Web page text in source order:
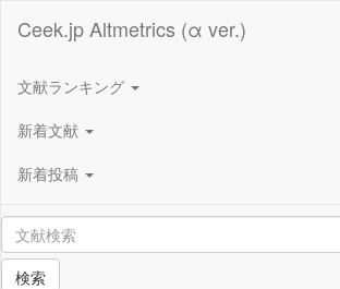
Ceek.jp Altmetrics (α ver.)
文献ランキング
新着文献
新着投稿
検索